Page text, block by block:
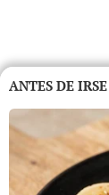
ANTES DE IRSE